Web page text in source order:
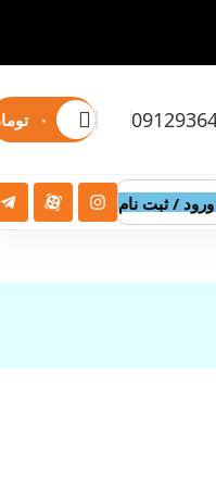
۰
ورود / ثبت نام